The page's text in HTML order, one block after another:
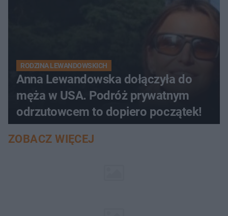
RODZINA LEWANDOWSKICH
Anna Lewandowska dołączyła do
męża w USA. Podróż prywatnym
odrzutowcem to dopiero początek!
ZOBACZ WIĘCEJ